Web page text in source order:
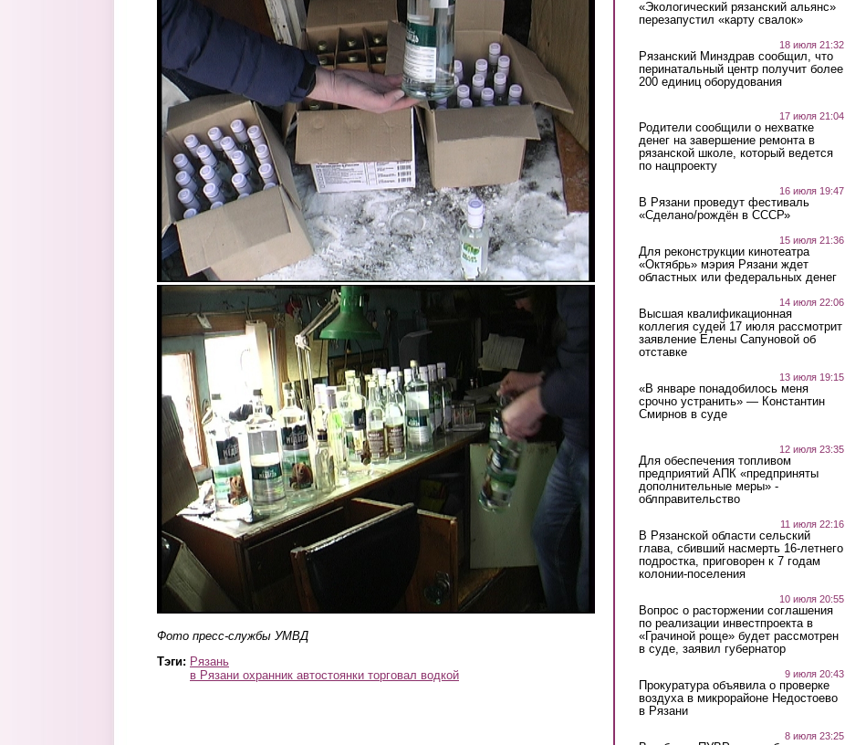
Фото пресс-службы УМВД
Тэги: Рязань
в Рязани охранник автостоянки торговал водкой
«Экологический рязанский альянс»
перезапустил «карту свалок»
18 июля 21:32
Рязанский Минздрав сообщил, что
перинатальный центр получит более
200 единиц оборудования
17 июля 21:04
Родители сообщили о нехватке
денег на завершение ремонта в
рязанской школе, который ведется
по нацпроекту
16 июля 19:47
В Рязани проведут фестиваль
«Сделано/рождён в СССР»
15 июля 21:36
Для реконструкции кинотеатра
«Октябрь» мэрия Рязани ждет
областных или федеральных денег
14 июля 22:06
Высшая квалификационная
коллегия судей 17 июля рассмотрит
заявление Елены Сапуновой об
отставке
13 июля 19:15
«В январе понадобилось меня
срочно устранить» — Константин
Смирнов в суде
12 июля 23:35
Для обеспечения топливом
предприятий АПК «предприняты
дополнительные меры» -
облправительство
11 июля 22:16
В Рязанской области сельский
глава, сбивший насмерть 16-летнего
подростка, приговорен к 7 годам
колонии-поселения
10 июля 20:55
Вопрос о расторжении соглашения
по реализации инвестпроекта в
«Грачиной роще» будет рассмотрен
в суде, заявил губернатор
9 июля 20:43
Прокуратура объявила о проверке
воздуха в микрорайоне Недостоево
в Рязани
8 июля 23:25